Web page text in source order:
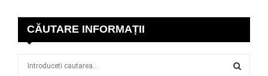
CĂUTARE INFORMAȚII